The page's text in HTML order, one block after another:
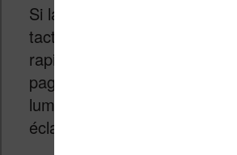
Si la machine est bien
tactile, ces boutons
rapidement au menu, de
pages ou encore d’ajuster
lumineuse (ce qui signifie
éclairage sur cette liseuse).